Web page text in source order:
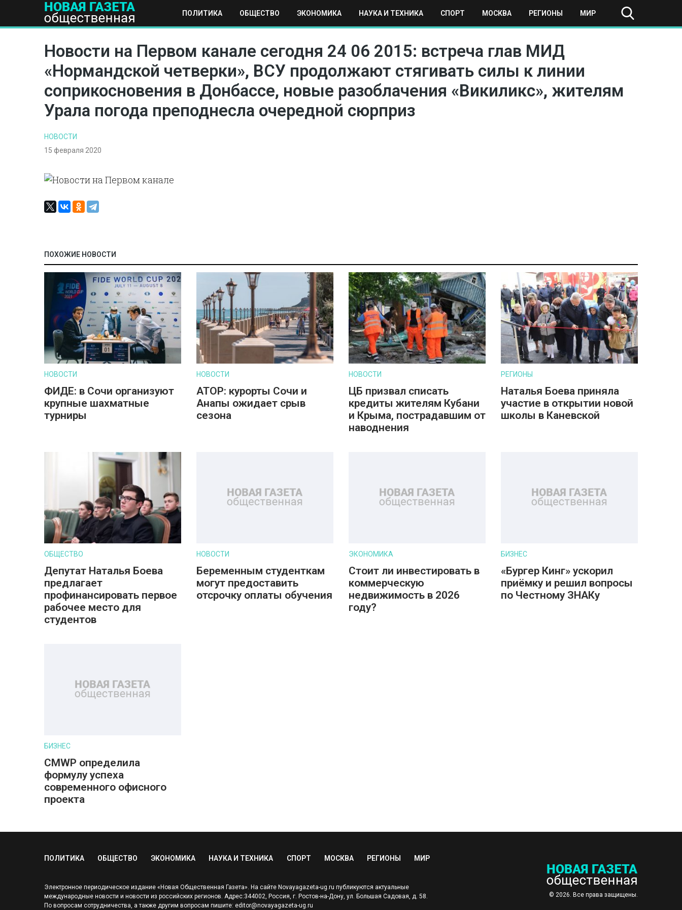
ПОЛИТИКА ОБЩЕСТВО ЭКОНОМИКА НАУКА И ТЕХНИКА СПОРТ МОСКВА РЕГИОНЫ МИР
ПОЛИТИКА ОБЩЕСТВО ЭКОНОМИКА НАУКА И ТЕХНИКА СПОРТ МОСКВА РЕГИОНЫ МИР
Новости на Первом канале сегодня 24 06 2015: встреча глав МИД
«Нормандской четверки», ВСУ продолжают стягивать силы к линии
соприкосновения в Донбассе, новые разоблачения «Викиликс», жителям
Урала погода преподнесла очередной сюрприз
НОВОСТИ
15 февраля 2020
ПОХОЖИЕ НОВОСТИ
НОВОСТИ
ФИДЕ: в Сочи организуют
крупные шахматные
турниры
НОВОСТИ
АТОР: курорты Сочи и
Анапы ожидает срыв
сезона
НОВОСТИ
ЦБ призвал списать
кредиты жителям Кубани
и Крыма, пострадавшим от
наводнения
РЕГИОНЫ
Наталья Боева приняла
участие в открытии новой
школы в Каневской
ОБЩЕСТВО
Депутат Наталья Боева
предлагает
профинансировать первое
рабочее место для
студентов
НОВОСТИ
Беременным студенткам
могут предоставить
отсрочку оплаты обучения
ЭКОНОМИКА
Стоит ли инвестировать в
коммерческую
недвижимость в 2026
году?
БИЗНЕС
«Бургер Кинг» ускорил
приёмку и решил вопросы
по Честному ЗНАКу
БИЗНЕС
CMWP определила
формулу успеха
современного офисного
проекта
ПОЛИТИКА ОБЩЕСТВО ЭКОНОМИКА НАУКА И ТЕХНИКА СПОРТ МОСКВА РЕГИОНЫ МИР
Электронное периодическое издание «Новая Общественная Газета». На сайте Novayagazeta-ug.ru публикуются актуальные
международные новости и новости из российских регионов. Адрес:344002, Россия, г. Ростов-на-Дону, ул. Большая Садовая, д. 58.
По вопросам сотрудничества, а также другим вопросам пишите: editor@novayagazeta-ug.ru
© 2026. Все права защищены.